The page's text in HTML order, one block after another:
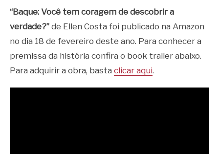
“Baque: Você tem coragem de descobrir a
verdade?” de Ellen Costa foi publicado na Amazon
no dia 18 de fevereiro deste ano. Para conhecer a
premissa da história confira o book trailer abaixo.
Para adquirir a obra, basta clicar aqui.